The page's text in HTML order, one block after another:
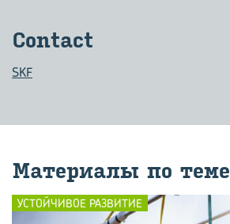
Contact
SKF
Ма­те­ри­а­лы по теме
УСТОЙЧИВОЕ РАЗВИТИЕ